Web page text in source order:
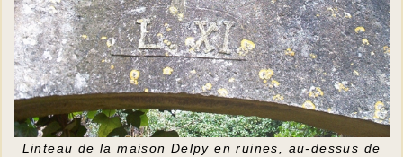
Linteau de la maison Delpy en ruines, au-dessus de